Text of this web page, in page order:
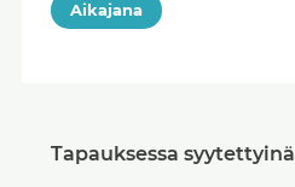
Aikajana
Tapauksessa syytettyinä